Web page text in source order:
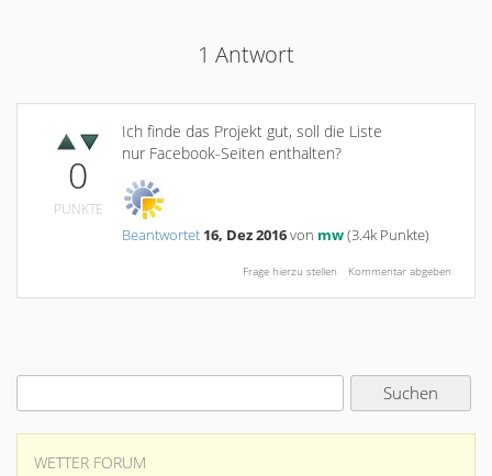
1 Antwort
0
PUNKTE
Ich finde das Projekt gut, soll die Liste
nur Facebook-Seiten enthalten?
Beantwortet 16, Dez 2016von mw(3.4k Punkte)
WETTER FORUM